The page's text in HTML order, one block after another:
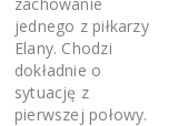
jednego z piłkarzy
Elany. Chodzi
dokładnie o
sytuację z
pierwszej połowy.